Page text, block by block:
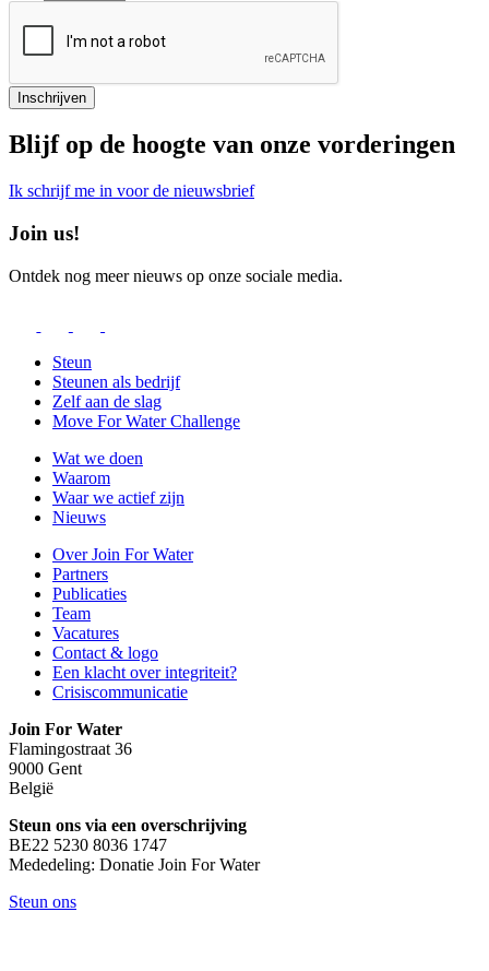
Blijf op de hoogte van onze vorderingen
Ik schrijf me in voor de nieuwsbrief
Join us!
Ontdek nog meer nieuws op onze sociale media.
Steun
Steunen als bedrijf
Zelf aan de slag
Move For Water Challenge
Wat we doen
Waarom
Waar we actief zijn
Nieuws
Over Join For Water
Partners
Publicaties
Team
Vacatures
Contact & logo
Een klacht over integriteit?
Crisiscommunicatie
Join For Water
Flamingostraat 36
9000 Gent
België
Steun ons via een overschrijving
BE22 5230 8036 1747
Mededeling: Donatie Join For Water
Steun ons